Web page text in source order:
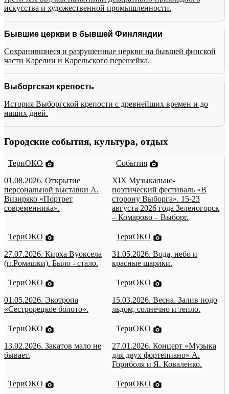
искусства и художественной промышленности.
Бывшие церкви в бывшей Финляндии
Сохранившиеся и разрушенные церкви на бывшей финской
части Карелии и Карельского перешейка.
Выборгская крепость
История Выборгской крепости с древнейших времен и до
наших дней.
Городские события, культура, отдых
ТериОКО
01.08.2026. Открытие
персональной выставки А.
Визиряко «Портрет
современника».
События
XIX Музыкально-
поэтический фестиваль «В
сторону Выборга». 15-23
августа 2026 года Зеленогорск
– Комарово – Выборг.
ТериОКО
27.07.2026. Кирха Вуоксела
(п.Ромашки). Было - стало.
ТериОКО
31.05.2026. Вода, небо и
красные шарики.
ТериОКО
01.05.2026. Экотропа
«Сестрорецкое болото».
ТериОКО
15.03.2026. Весна. Залив подо
льдом, солнечно и тепло.
ТериОКО
13.02.2026. Закатов мало не
бывает.
ТериОКО
27.01.2026. Концерт «Музыка
для двух фортепиано» А.
Гориболя и Я. Коваленко.
ТериОКО
ТериОКО